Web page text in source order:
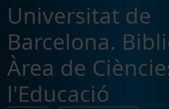
Universitat de
Barcelona.
Àrea de
l'Educació